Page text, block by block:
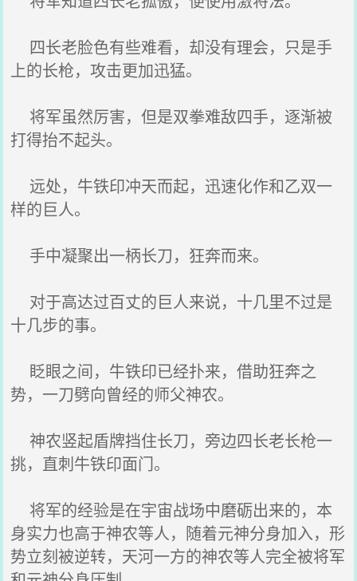
四长老脸色有些难看，却没有理会，只是手
上的长枪，攻击更加迅猛。
将军虽然厉害，但是双拳难敌四手，逐渐被
打得抬不起头。
远处，牛铁印冲天而起，迅速化作和乙双一
样的巨人。
手中凝聚出一柄长刀，狂奔而来。
对于高达过百丈的巨人来说，十几里不过是
十几步的事。
眨眼之间，牛铁印已经扑来，借助狂奔之
势，一刀劈向曾经的师父神农。
神农竖起盾牌挡住长刀，旁边四长老长枪一
挑，直刺牛铁印面门。
将军的经验是在宇宙战场中磨砺出来的，本
身实力也高于神农等人，随着元神分身加入，形
势立刻被逆转，天河一方的神农等人完全被将军